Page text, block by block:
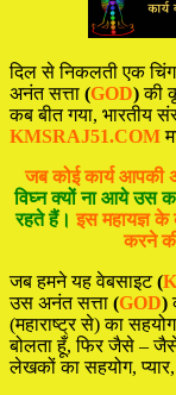
दिल से निकलती एक
अनंत सत्ता (GOD)की
कब बीत गया, भारतीय
KMSRAJ51.COM
जब कोई कार्य आपकी
विघ्न क्यों ना आये उस
रहते हैं। इस महायज्ञ के
करने
जब हमने यह वेबसाइट(
उस अनंत सत्ता (GOD)
(महाराष्ट्र से) का
बोलता हूँ, फिर जैसे –
लेखकों का सहयोग, प्यार,